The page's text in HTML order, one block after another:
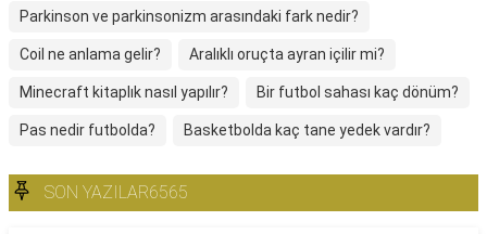
Parkinson ve parkinsonizm arasındaki fark nedir?
Coil ne anlama gelir? Aralıklı oruçta ayran içilir mi?
Minecraft kitaplık nasıl yapılır? Bir futbol sahası kaç dönüm?
Pas nedir futbolda? Basketbolda kaç tane yedek vardır?
SON YAZILAR6565